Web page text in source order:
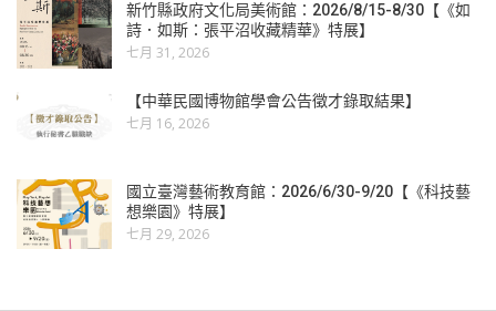
新竹縣政府文化局美術館：2026/8/15-8/30【《如
詩．如斯：張平沼收藏精華》特展】
七月 31, 2026
【中華民國博物館學會公告徵才錄取結果】
七月 16, 2026
國立臺灣藝術教育館：2026/6/30-9/20【《科技藝
想樂園》特展】
七月 29, 2026